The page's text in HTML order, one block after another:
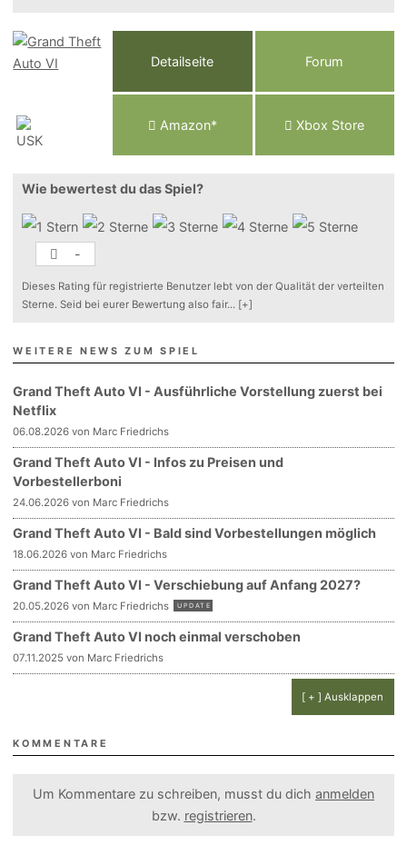
Detailseite Forum
Amazon* Xbox Store
Wie bewertest du das Spiel?
-
Dieses Rating für registrierte Benutzer lebt von der Qualität der verteilten
Sterne. Seid bei eurer Bewertung also fair... [+]
WEITERE NEWS ZUM SPIEL
Grand Theft Auto VI - Ausführliche Vorstellung zuerst bei
Netflix
06.08.2026 von Marc Friedrichs
Grand Theft Auto VI - Infos zu Preisen und
Vorbestellerboni
24.06.2026 von Marc Friedrichs
Grand Theft Auto VI - Bald sind Vorbestellungen möglich
18.06.2026 von Marc Friedrichs
Grand Theft Auto VI - Verschiebung auf Anfang 2027?
20.05.2026 von Marc Friedrichs UPDATE
Grand Theft Auto VI noch einmal verschoben
07.11.2025 von Marc Friedrichs
[ + ] Ausklappen
KOMMENTARE
Um Kommentare zu schreiben, musst du dich anmelden
bzw. registrieren.